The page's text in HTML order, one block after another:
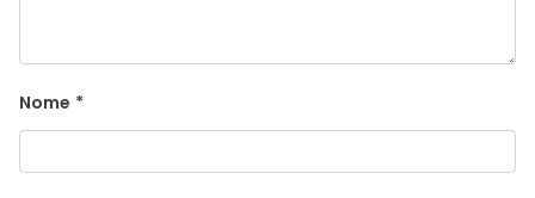
Nome *